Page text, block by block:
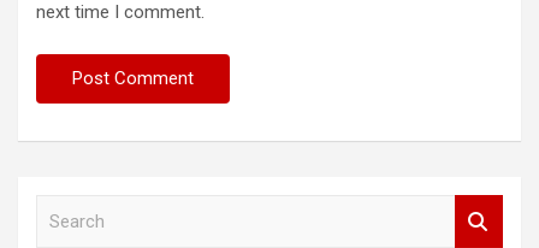
next time I comment.